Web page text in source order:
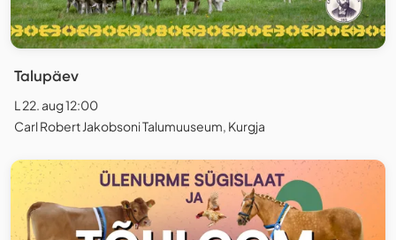
Talupäev
L 22. aug 12:00
Carl Robert Jakobsoni Talumuuseum, Kurgja